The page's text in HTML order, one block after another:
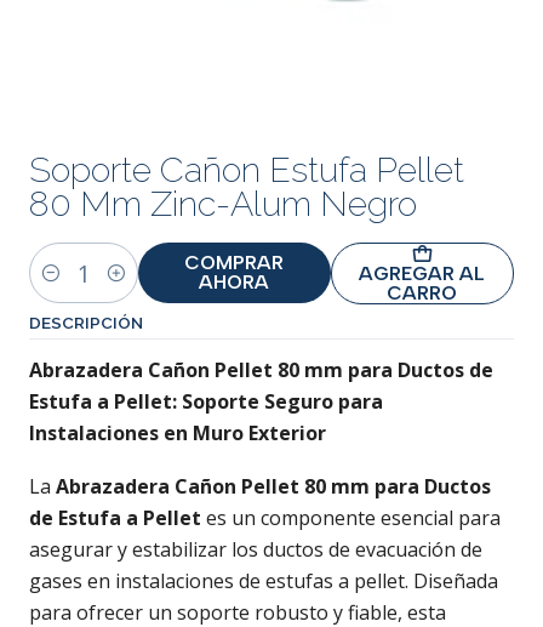
Soporte Cañon Estufa Pellet
80 Mm Zinc-Alum Negro
Cantidad
AGREGAR AL
CARRO
COMPRAR
AHORA
DESCRIPCIÓN
Abrazadera Cañon Pellet 80 mm para Ductos de
Estufa a Pellet: Soporte Seguro para
Instalaciones en Muro Exterior
La Abrazadera Cañon Pellet 80 mm para Ductos
de Estufa a Pellet es un componente esencial para
asegurar y estabilizar los ductos de evacuación de
gases en instalaciones de estufas a pellet. Diseñada
para ofrecer un soporte robusto y fiable, esta